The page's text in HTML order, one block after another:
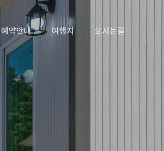
예약안내 여행지 오시는길